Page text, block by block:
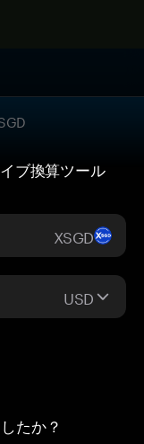
ブ換算ツール
XSGD
USD
たか？